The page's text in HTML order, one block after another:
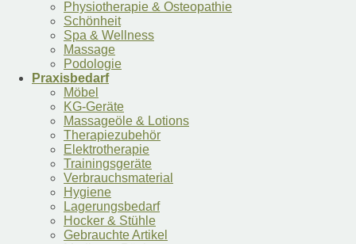
Physiotherapie & Osteopathie
Schönheit
Spa & Wellness
Massage
Podologie
Praxisbedarf
Möbel
KG-Geräte
Massageöle & Lotions
Therapiezubehör
Elektrotherapie
Trainingsgeräte
Verbrauchsmaterial
Hygiene
Lagerungsbedarf
Hocker & Stühle
Gebrauchte Artikel